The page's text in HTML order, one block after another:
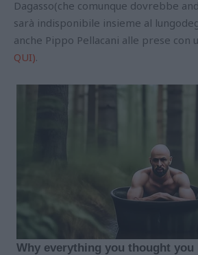
Dagasso(che comunque dovrebbe
sarà indisponibile insieme al
anche Pippo Pellacani alle prese con
QUI).